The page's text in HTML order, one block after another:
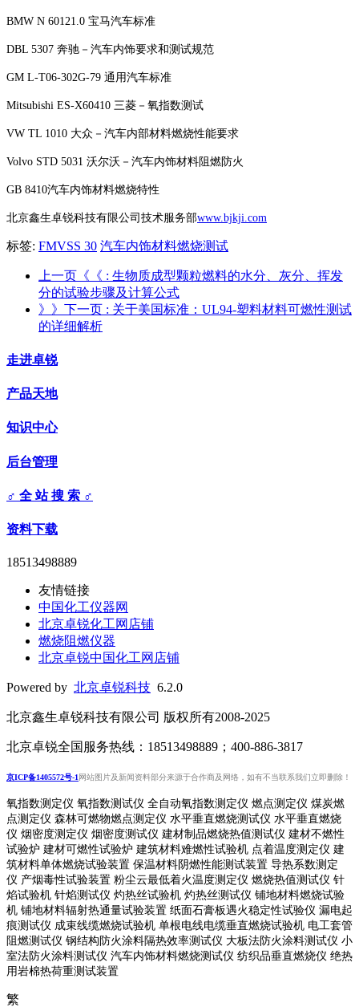
BMW N 60121.0 宝马汽车标准
DBL 5307 奔驰－汽车内饰要求和测试规范
GM L-T06-302G-79 通用汽车标准
Mitsubishi ES-X60410 三菱－氧指数测试
VW TL 1010 大众－汽车内部材料燃烧性能要求
Volvo STD 5031 沃尔沃－汽车内饰材料阻燃防火
GB 8410汽车内饰材料燃烧特性
北京鑫生卓锐科技有限公司技术服务部www.bjkji.com
标签: FMVSS 30 汽车内饰材料燃烧测试
上一页《《 : 生物质成型颗粒燃料的水分、灰分、挥发
分的试验步骤及计算公式
》》下一页 : 关于美国标准：UL94-塑料材料可燃性测试
的详细解析
走进卓锐
产品天地
知识中心
后台管理
♂ 全 站 搜 索 ♂
资料下载
18513498889
友情链接
中国化工仪器网
北京卓锐化工网店铺
燃烧阻燃仪器
北京卓锐中国化工网店铺
Powered by 北京卓锐科技 6.2.0
北京鑫生卓锐科技有限公司 版权所有2008-2025
北京卓锐全国服务热线：18513498889；400-886-3817
京ICP备1405572号-1网站图片及新闻资料部分来源于合作商及网络，如有不当联系我们立即删除！
氧指数测定仪 氧指数测试仪 全自动氧指数测定仪 燃点测定仪 煤炭燃
点测定仪 森林可燃物燃点测定仪 水平垂直燃烧测试仪 水平垂直燃烧
仪 烟密度测定仪 烟密度测试仪 建材制品燃烧热值测试仪 建材不燃性
试验炉 建材可燃性试验炉 建筑材料难燃性试验机 点着温度测定仪 建
筑材料单体燃烧试验装置 保温材料阴燃性能测试装置 导热系数测定
仪 产烟毒性试验装置 粉尘云最低着火温度测定仪 燃烧热值测试仪 针
焰试验机 针焰测试仪 灼热丝试验机 灼热丝测试仪 铺地材料燃烧试验
机 铺地材料辐射热通量试验装置 纸面石膏板遇火稳定性试验仪 漏电起
痕测试仪 成束线缆燃烧试验机 单根电线电缆垂直燃烧试验机 电工套管
阻燃测试仪 钢结构防火涂料隔热效率测试仪 大板法防火涂料测试仪 小
室法防火涂料测试仪 汽车内饰材料燃烧测试仪 纺织品垂直燃烧仪 绝热
用岩棉热荷重测 试装置
繁